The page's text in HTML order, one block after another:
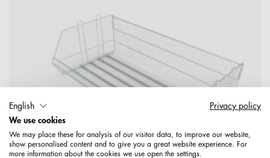
English
Privacy policy
We use cookies
We may place these for analysis of our visitor data, to improve our website,
show personalised content and to give you a great website experience. For
more information about the cookies we use open the settings.